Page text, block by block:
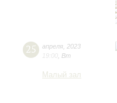
25 апреля 2023
19:00 Вт
Малый зал